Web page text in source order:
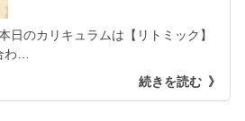
日のカリキュラムは【リトミック】
わ…
続きを読む